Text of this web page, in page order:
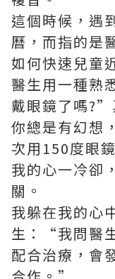
這個時候，遇
曆，而指的是
如何快速兒童
醫生用一種熟
戴眼鏡了嗎?”
你總是有幻想
次用150度眼
我的心一冷卻
關。
我躲在我的心
生：“我問醫
配合治療，會